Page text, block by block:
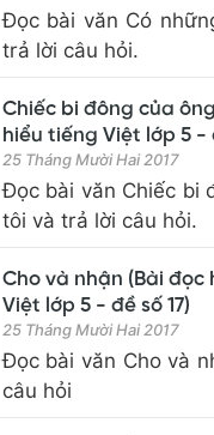
Đọc bài văn Có
trả lời câu hỏi.
Chiếc bi đông của
hiểu tiếng Việt lớp 5 -
25 Tháng Mười Hai 2017
Đọc bài văn Chiếc bi
tôi và trả lời câu hỏi.
Cho và nhận (Bài đọc
Việt lớp 5 - đề số 17)
25 Tháng Mười Hai 2017
Đọc bài văn Cho và
câu hỏi